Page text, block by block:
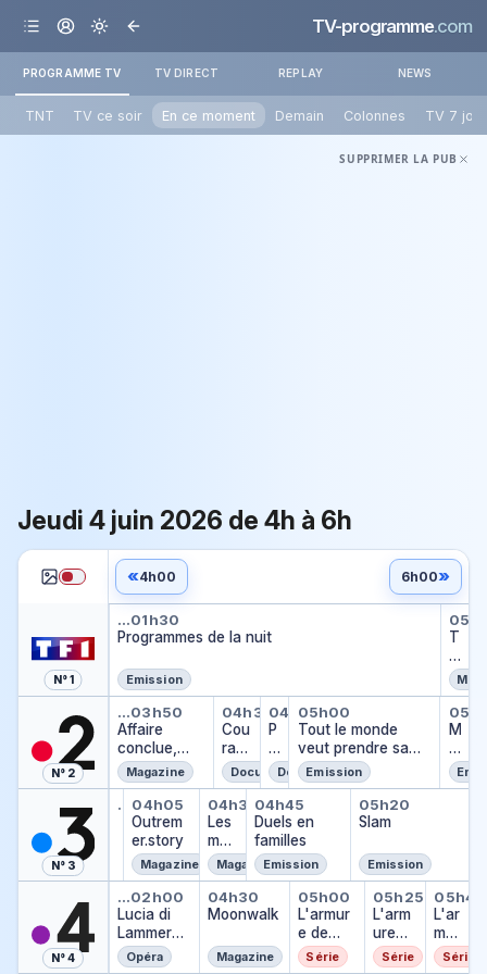
TV-programme.com
PROGRAMME TV TV DIRECT REPLAY NEWS
TNT TV ce soir En ce moment Demain Colonnes TV 7
SUPPRIMER LA PUB
Jeudi 4 juin 2026 de 4h à 6h
«4h00 6h00»
N° 1
Programmes de la nuit
…01h30
Programmes de la nuit
Emission
T
F
o
u
N° 2
Affaire conclue, tout le
…03h50
Affaire
conclue,
tout le
monde a
quelque
chose à
vendre
Magazine
Courant d'art
04h35
Cou
rant
d'ar
t
Documentaire
Pays et marchés
04h50
P
a
y
s
e
t
m
a
r
h
s
d
Documentaire
Tout le monde
05h00
Tout le monde
veut prendre sa
place
Emission
M
o
t
d
s
e
:
le
d
u
N° 3
Famille je vous aime
…
02h00
Famille je vous aime
Outremer.story
04h05
Outrem
er.story
Magazine
Les matinales
04h30
Les
mati
nale
s
Magazine
Duels en familles
04h45
Duels en
familles
Emission
Slam
05h20
Slam
Emission
N° 4
Lucia di Lammermoor
…02h00
Lucia di
Lammerm
oorOpéra
Moonwalk
04h30
Moonwalk
Magazine
L'armure de
05h00
L'armur
e de
Jade
Série
L'armure
05h25
L'arm
ure
de
Jade
Série
05h45
L'ar
mur
e
de
Série